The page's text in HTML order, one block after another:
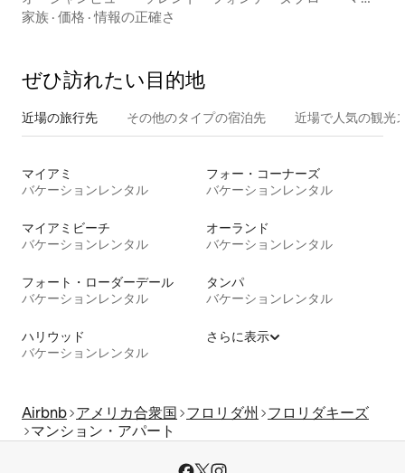
アミ・ビーチ・ユニット
家族 · 価格 ·情報の正確さ
ぜひ訪⁠れ⁠た⁠い目⁠的⁠地
近場の旅行先 その他のタ⁠イ⁠プ⁠の宿⁠泊⁠先 近場で人気の観光
マイアミ
バケーションレンタル
フォー・コーナーズ
バケーションレンタル
マイアミビーチ
バケーションレンタル
オーランド
バケーションレンタル
フォート・ローダーデール
バケーションレンタル
タンパ
バケーションレンタル
ハリウッド
バケーションレンタル
さらに表示
Airbnb アメリカ合衆国 フロリダ州
フロリダキーズ
マンション・アパート